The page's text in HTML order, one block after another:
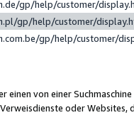
gp/help/customer/
gp/help/customer/
gp/help/customer/
einen von einer
oder Websites,